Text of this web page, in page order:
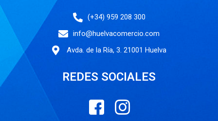
(+34) 959 208 300
info@huelvacomercio.com
Avda. de la Ría, 3. 21001 Huelva
REDES SOCIALES